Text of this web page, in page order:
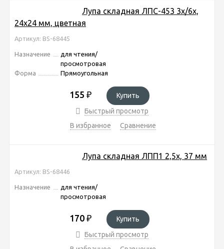
Лупа складная ЛПС-453 3x/6x,
24х24 мм, цветная
Артикул: BS-68445
Назначение
для чтения/
просмотровая
Форма
Прямоугольная
155 ₽
Купить
Быстрый просмотр
В избранное
Сравнение
Лупа складная ЛПП1 2,5х, 37 мм
Артикул: BS-68446
Назначение
для чтения/
просмотровая
170 ₽
Купить
Быстрый просмотр